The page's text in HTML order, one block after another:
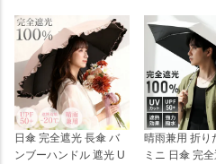
日傘 完全遮光 長傘 バ
ンブーハンドル 遮光 U
晴雨兼用 折り
ミニ 日傘 完